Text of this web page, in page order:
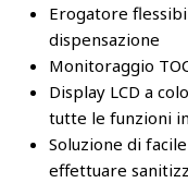
Erogatore
dispensazione
Monitoraggio
Display LCD a
tutte le funzioni
Soluzione di
effettuare